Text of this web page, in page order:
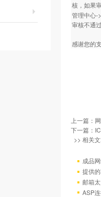
核，如果
管理中心-
审核不通
感谢您的
上一篇：
下一篇：
>> 相关
成品
提供
邮箱
ASP